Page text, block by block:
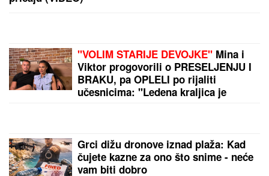
minut
"RAZOČARALA SAM SE, MNOGI SU
NESTALI NAKON SAŠINE SMRTI"
Suzana Jovanović otkrila da su je
zaboravili ljudi sa estrade: "Plaše
DRAMA NA AUTO-PUTU KOD NIŠA
Zapalio se automobil, saobraćaj